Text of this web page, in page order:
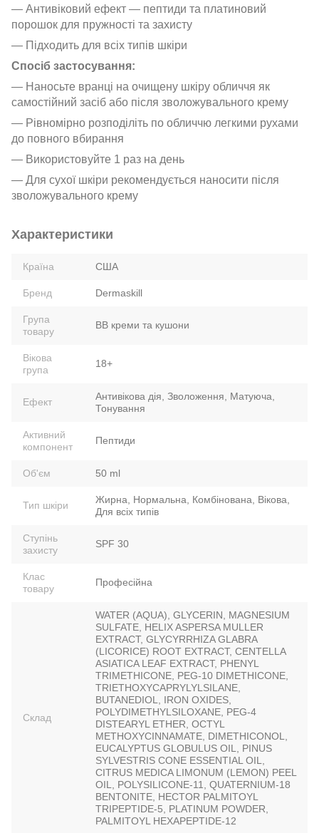
— Антивіковий ефект — пептиди та платиновий
порошок для пружності та захисту
— Підходить для всіх типів шкіри
Спосіб застосування:
— Наносьте вранці на очищену шкіру обличчя як
самостійний засіб або після зволожувального крему
— Рівномірно розподіліть по обличчю легкими рухами
до повного вбирання
— Використовуйте 1 раз на день
— Для сухої шкіри рекомендується наносити після
зволожувального крему
Характеристики
Країна США
Бренд Dermaskill
Група
товару
BB креми та кушони
Вікова
група
18+
Ефект
Антивікова дія, Зволоження, Матуюча,
Тонування
Активний
компонент
Пептиди
Об'єм 50 ml
Тип шкіри
Жирна, Нормальна, Комбінована, Вікова,
Для всіх типів
Ступінь
захисту
SPF 30
Клас
товару
Професійна
Склад
WATER (AQUA), GLYCERIN, MAGNESIUM
SULFATE, HELIX ASPERSA MULLER
EXTRACT, GLYCYRRHIZA GLABRA
(LICORICE) ROOT EXTRACT, CENTELLA
ASIATICA LEAF EXTRACT, PHENYL
TRIMETHICONE, PEG-10 DIMETHICONE,
TRIETHOXYCAPRYLYLSILANE,
BUTANEDIOL, IRON OXIDES,
POLYDIMETHYLSILOXANE, PEG-4
DISTEARYL ETHER, OCTYL
METHOXYCINNAMATE, DIMETHICONOL,
EUCALYPTUS GLOBULUS OIL, PINUS
SYLVESTRIS CONE ESSENTIAL OIL,
CITRUS MEDICA LIMONUM (LEMON) PEEL
OIL, POLYSILICONE-11, QUATERNIUM-18
BENTONITE, HECTOR PALMITOYL
TRIPEPTIDE-5, PLATINUM POWDER,
PALMITOYL HEXAPEPTIDE-12